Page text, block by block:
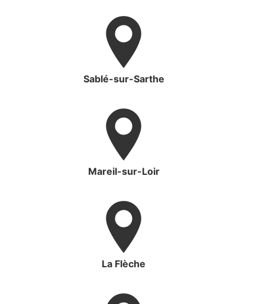
Sablé-sur-Sarthe
Mareil-sur-Loir
La Flèche